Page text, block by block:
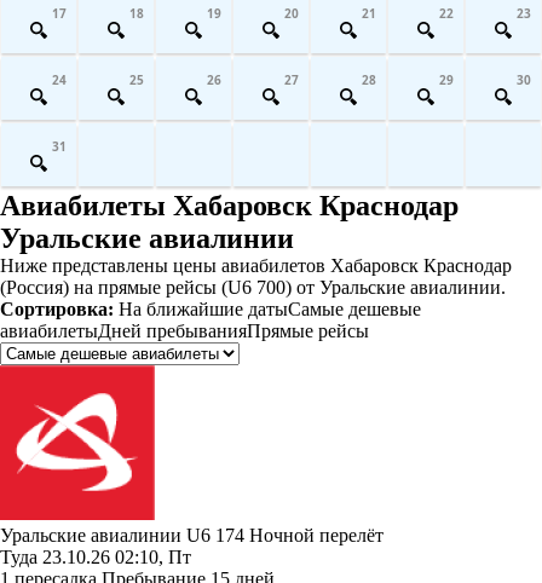
17 18 19 20 21 22 23
24 25 26 27 28 29 30
31
Авиабилеты Хабаровск Краснодар
Уральские авиалинии
Ниже представлены цены авиабилетов Хабаровск Краснодар
(Россия) на прямые рейсы (U6 700) от Уральские авиалинии.
Сортировка: На ближайшие датыСамые дешевые
авиабилетыДней пребыванияПрямые рейсы
Уральские авиалинии U6 174 Ночной перелёт
Туда 23.10.26 02:10, Пт
1 пересадка Пребывание 15 дней